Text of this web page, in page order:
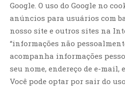
Google. O uso do Google no
anúncios para usuários com
nosso site e outros sites na
“informações não
acompanha informações
seu nome, endereço de e-mail,
Você pode optar por sair do